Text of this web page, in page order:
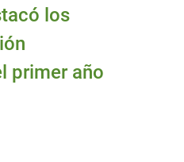
los
primer año